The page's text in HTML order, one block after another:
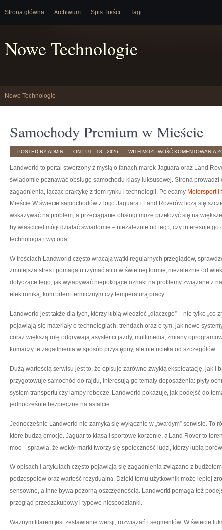
Strona główna Archiwum Spis Treści Tagi
Nowe Technologie
Nowe Technologie
Samochody Premium w Mieście
POSTED BY ADMIN ON LUT - 18 - 2026 WITH MOŻLIWOŚĆ KOMENTOWANIA
Landworld to portal stworzony z myślą o fanach marek Jaguara oraz Land
świadomie poznawać obsługę samochodu klasy luksusowej. Strona
zagadnienia, łącząc praktykę z tłem rynku i technologii. Polecamy Motorsport i
Mieście W świecie samochodów z logo Jaguara i Land Roverów liczą się
wskazywać na problem, a przeciąganie obsługi może przełożyć się na
by właściciel mógł działać świadomie – niezależnie od tego, czy interesuje
technologia i wygoda.
W treściach Landworld często wracają wątki regularnych przeglądów,
zmniejsza stres i pomaga utrzymać auto w świetnej formie, niezależnie od
dotyczące tego, jak wyłapywać niepokojące oznaki na problemy związane z
elektroniką, komfortem termicznym czy temperaturą pracy.
Landworld jest także dla tych, którzy lubią wiedzieć „dlaczego” – nie tylko „co
pojawiają się materiały o technologiach, trendach oraz o tym, jak nowe
coraz większą rolę odgrywają asystenci jazdy, multimedia, zmiany
tłumaczy te zagadnienia w sposób przystępny, ale nie ucieka od szczegółów.
Dużą wartością serwisu jest to, że opisuje zarówno zwykłą eksploatację, jak i
przygotowuje samochód do rajdu, interesują go tematy doposażenia: płyty
system transportu czy lampy robocze. Landworld pokazuje, jak podejść do
jednocześnie bezpieczne na asfalcie.
Jednocześnie Landworld nie zamyka się wyłącznie w „twardym” serwisie. To
które budzą emocje. Jaguar to klasa i sportowe korzenie, a Land Rover to
moc – sprawia, że wokół marki tworzy się społeczność ludzi, którzy lubią
W opisach i artykułach często pojawiają się zagadnienia związane z
podzespołów oraz wartość rezydualna. Dzięki temu użytkownik może lepiej
sensowne, a inne bywa pozorną oszczędnością. Landworld pomaga też
przegląd przedzakupowy i typowe niespodzianki.
Ważnym filarem jest zestawianie wersji, rozwiązań i segmentów. W świecie